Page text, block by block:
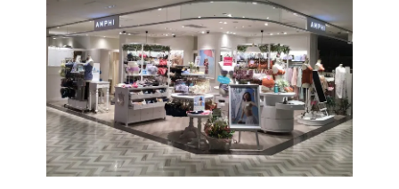
新着情報
重要なお知らせ
お知らせ